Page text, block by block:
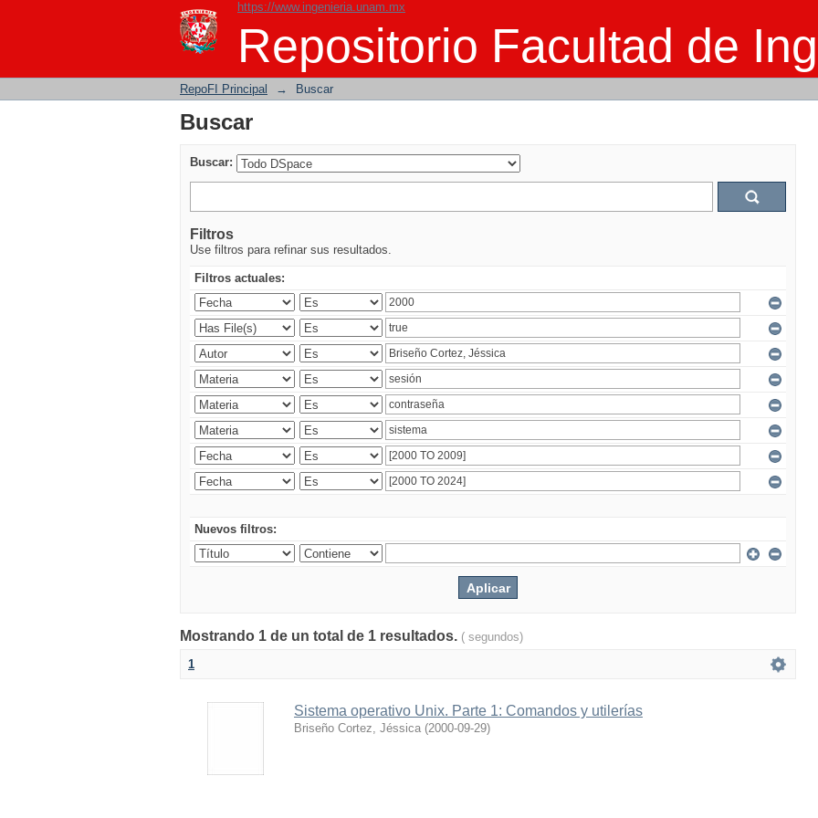
https://www.ingenieria.unam.mx
Repositorio Facultad de
Buscar
RepoFI Principal → Buscar
Buscar
Buscar:
Filtros
Use filtros para refinar sus resultados.
Filtros actuales:
Nuevos filtros:
Mostrando 1 de un total de 1 resultados. ( segundos)
1
Sistema operativo Unix. Parte 1: Comandos y utilerías
Briseño Cortez, Jéssica (2000-09-29)